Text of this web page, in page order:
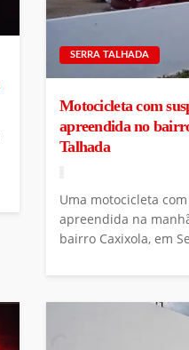
SERRA TALHADA
Motocicleta com
apreendida no
Talhada
Uma motocicleta
apreendida na
bairro Caxixola, em